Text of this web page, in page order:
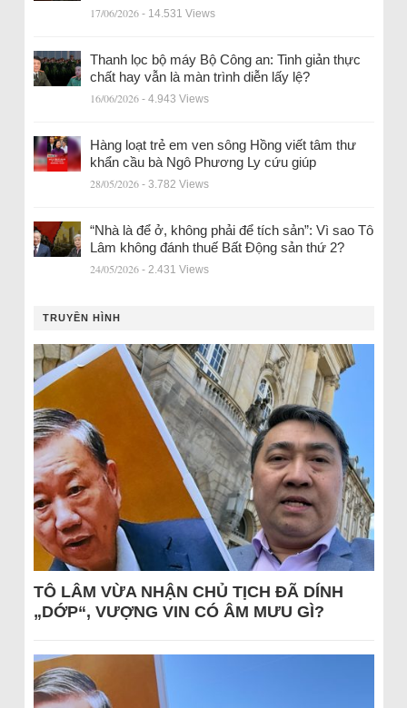
17/06/2026 - 14.531 Views
Thanh lọc bộ máy Bộ Công an: Tinh giản thực
chất hay vẫn là màn trình diễn lấy lệ?
16/06/2026 - 4.943 Views
Hàng loạt trẻ em ven sông Hồng viết tâm thư
khẩn cầu bà Ngô Phương Ly cứu giúp
28/05/2026 - 3.782 Views
“Nhà là để ở, không phải để tích sản”: Vì sao Tô
Lâm không đánh thuế Bất Động sản thứ 2?
24/05/2026 - 2.431 Views
TRUYỀN HÌNH
TÔ LÂM VỪA NHẬN CHỦ TỊCH ĐÃ DÍNH
„DỚP“, VƯỢNG VIN CÓ ÂM MƯU GÌ?